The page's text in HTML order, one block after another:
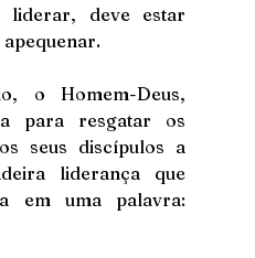
liderar, deve estar
o Homem-Deus,
para resgatar os
seus discípulos a
liderança que
em uma palavra: